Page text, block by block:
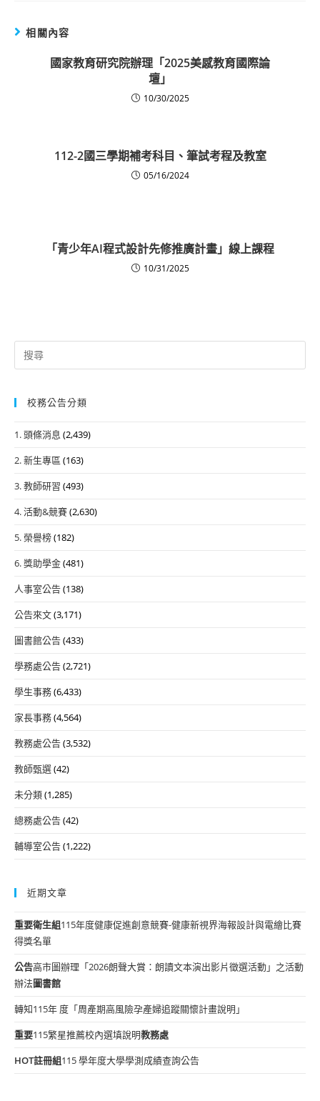
相關內容
國家教育研究院辦理「2025美感教育國際論
壇」
10/30/2025
112-2國三學期補考科目、筆試考程及教室
05/16/2024
「青少年AI程式設計先修推廣計畫」線上課程
10/31/2025
Search
for:
校務公告分類
1. 頭條消息 (2,439)
2. 新生專區 (163)
3. 教師研習 (493)
4. 活動&競賽(2,630)
5. 榮譽榜(182)
6. 獎助學金(481)
人事室公告(138)
公告來文(3,171)
圖書館公告(433)
學務處公告(2,721)
學生事務(6,433)
家長事務(4,564)
教務處公告(3,532)
教師甄選(42)
未分類(1,285)
總務處公告(42)
輔導室公告(1,222)
近期文章
重要衛生組115年度健康促進創意競賽-健康新視界海報設計與電繪比賽
得獎名單
公告高市圖辦理「2026朗聲大賞：朗讀文本演出影片徵選活動」之活動
辦法圖書館
轉知115年 度「周產期高風險孕產婦追蹤關懷計畫說明」
重要115繁星推薦校內選填說明教務處
HOT註冊組115 學年度大學學測成績查詢公告